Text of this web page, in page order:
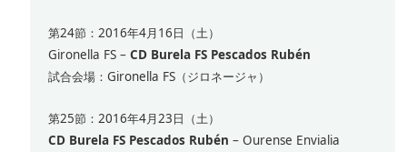
第24節：2016年4月16日（土）
Gironella FS –CD Burela FS Pescados Rubén
試合会場：Gironella FS（ジロネージャ）
第25節：2016年4月23日（土）
CD Burela FS Pescados Rubén – Ourense Envialia